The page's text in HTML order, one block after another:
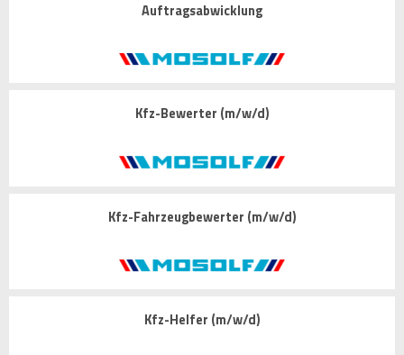
Auftragsabwicklung
Kfz-Bewerter (m/w/d)
Kfz-Fahrzeugbewerter (m/w/d)
Kfz-Helfer (m/w/d)